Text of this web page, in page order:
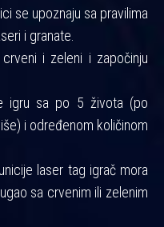
se upoznaju sa pravilima
i granate.
i zeleni i započinju
igru sa po 5 života (po
i određenom količinom
laser tag igrač mora
sa crvenim ili zelenim